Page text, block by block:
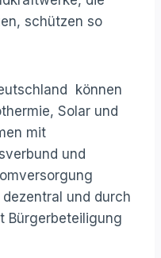
schützen so
können
Solar und
mit
und
und durch
Bürgerbeteiligung